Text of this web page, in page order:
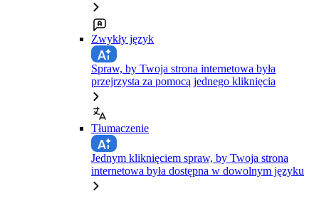
Zwykły język
Spraw, by Twoja strona internetowa była
przejrzysta za pomocą jednego kliknięcia
Tłumaczenie
Jednym kliknięciem spraw, by Twoja strona
internetowa była dostępna w dowolnym języku